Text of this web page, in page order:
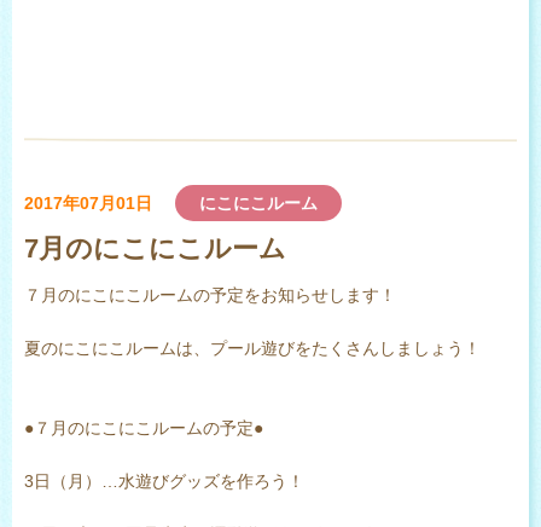
2017年07月01日 にこにこルーム
7月のにこにこルーム
７月のにこにこルームの予定をお知らせします！
夏のにこにこルームは、プール遊びをたくさんしましょう！
●７月のにこにこルームの予定●
3日（月）…水遊びグッズを作ろう！